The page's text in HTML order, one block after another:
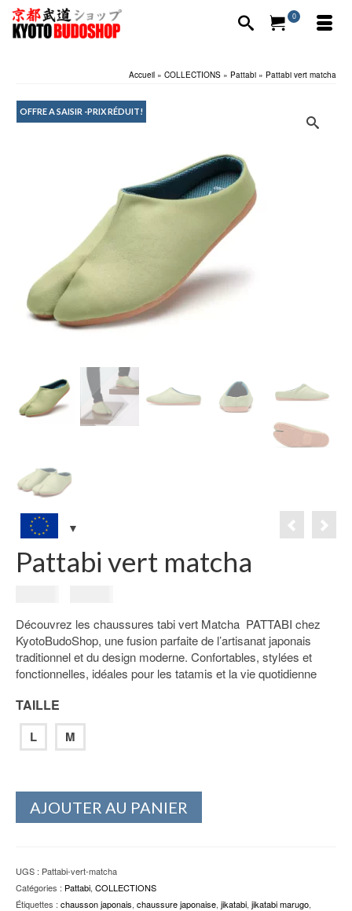
0
Accueil » COLLECTIONS » Pattabi » Pattabi vert matcha
OFFRE A SAISIR -PRIX RÉDUIT!
Pattabi vert matcha
initial
était :
59.00€.
actuel
est :
49.00€.
Découvrez les chaussures tabi vert Matcha PATTABI chez
KyotoBudoShop, une fusion parfaite de l’artisanat japonais
traditionnel et du design moderne. Confortables, stylées et
fonctionnelles, idéales pour les tatamis et la vie quotidienne
TAILLE
L M
AJOUTER AU PANIER
UGS : Pattabi-vert-matcha
Catégories : Pattabi, COLLECTIONS
Étiquettes : chausson japonais, chaussure japonaise, jikatabi, jikatabi marugo,